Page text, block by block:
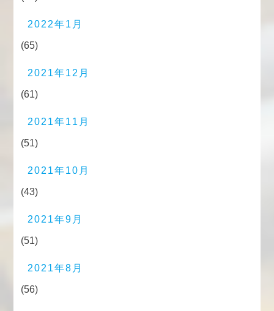
2022年1月
(65)
2021年12月
(61)
2021年11月
(51)
2021年10月
(43)
2021年9月
(51)
2021年8月
(56)